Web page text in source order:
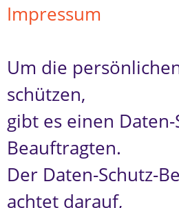
Impressum
Um die
schützen,
gibt es einen Daten-
Beauftragten.
Der Daten-Schutz-
achtet darauf,